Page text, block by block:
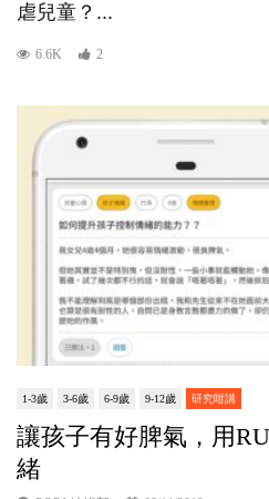
虐兒童？...
6.6K 2
1-3歲 3-6歲 6-9歲 9-12歲 研究咁講
讓孩子有好脾氣，用
緒